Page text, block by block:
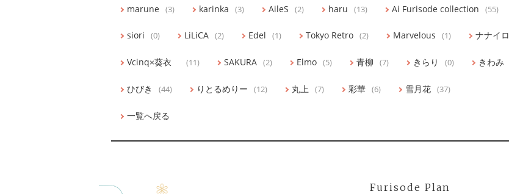
marune (3) karinka (3) AileS (2) haru (13) Ai Furisode collection (55)
siori (0) LiLiCA (2) Edel (1) Tokyo Retro (2) Marvelous (1) ナナイロ
Vcinq×葵衣 (11) SAKURA (2) Elmo (5) 青柳 (7) きらり (0) きわみ
ひびき (44) りとるめりー (12) 丸上 (7) 彩華 (6) 雪月花 (37)
一覧へ戻る
Furisode Plan